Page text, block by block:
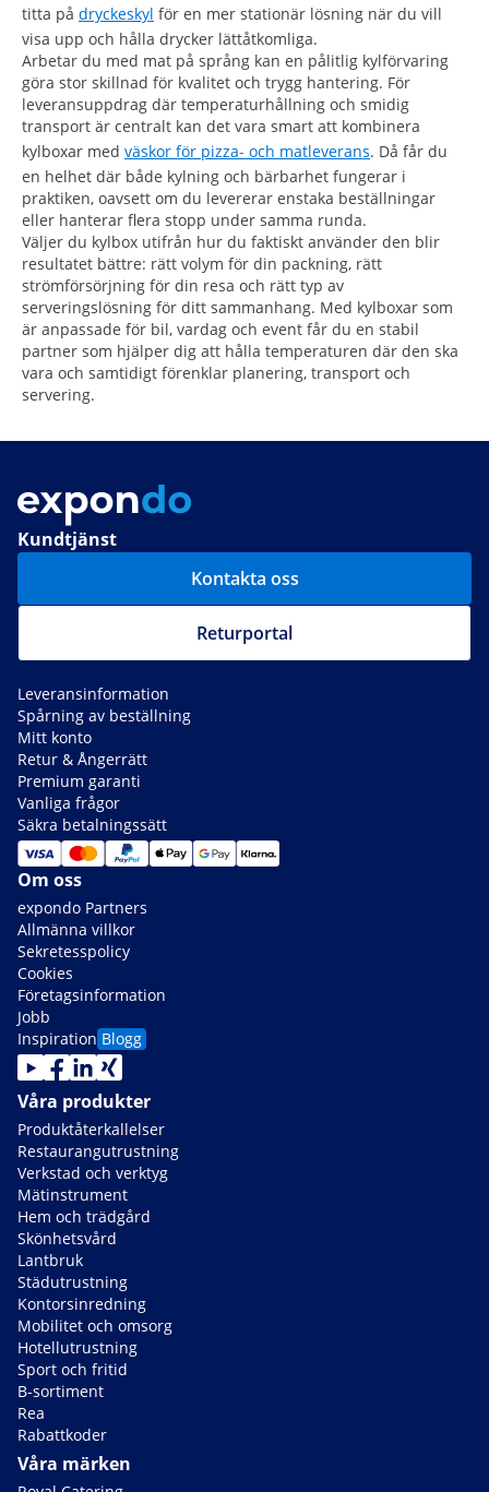
titta på dryckeskyl för en mer stationär lösning när du vill
visa upp och hålla drycker lättåtkomliga.
Arbetar du med mat på språng kan en pålitlig kylförvaring
göra stor skillnad för kvalitet och trygg hantering. För
leveransuppdrag där temperaturhållning och smidig
transport är centralt kan det vara smart att kombinera
kylboxar med väskor för pizza- och matleverans. Då får du
en helhet där både kylning och bärbarhet fungerar i
praktiken, oavsett om du levererar enstaka beställningar
eller hanterar flera stopp under samma runda.
Väljer du kylbox utifrån hur du faktiskt använder den blir
resultatet bättre: rätt volym för din packning, rätt
strömförsörjning för din resa och rätt typ av
serveringslösning för ditt sammanhang. Med kylboxar som
är anpassade för bil, vardag och event får du en stabil
partner som hjälper dig att hålla temperaturen där den ska
vara och samtidigt förenklar planering, transport och
servering.
Kundtjänst
Kontakta oss
Returportal
Leveransinformation
Spårning av beställning
Mitt konto
Retur & Ångerrätt
Premium garanti
Vanliga frågor
Säkra betalningssätt
Om oss
expondo Partners
Allmänna villkor
Sekretesspolicy
Cookies
Företagsinformation
Jobb
Inspiration Blogg
Våra produkter
Produktåterkallelser
Restaurangutrustning
Verkstad och verktyg
Mätinstrument
Hem och trädgård
Skönhetsvård
Lantbruk
Städutrustning
Kontorsinredning
Mobilitet och omsorg
Hotellutrustning
Sport och fritid
B-sortiment
Rea
Rabattkoder
Våra märken